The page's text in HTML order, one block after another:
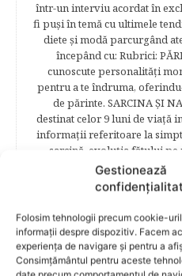
Gestionează
Folosim tehnologii precum cookie-
informații despre dispozitiv. Facem
experiența de navigare și pentru a
Consimțământul pentru aceste
într-un interviu acordat în
fi puşi în temă cu ultimele
diete şi modă parcurgând
începând cu: Rubrici:
cunoscute personalităţi
pentru a te îndruma,
de părinte. SARCINA ŞI
destinat celor 9 luni de viaţă
informaţii referitoare la
sarcină, evoluţia fătului pe
analize necesare,
naştere. Tot aici puteti găsi
naşterii şi recuperării
ANIŞOR – este un capitol
Alăptarea, scorul Apgar,
prima băiţă, diversificarea
captivante subcategorii.